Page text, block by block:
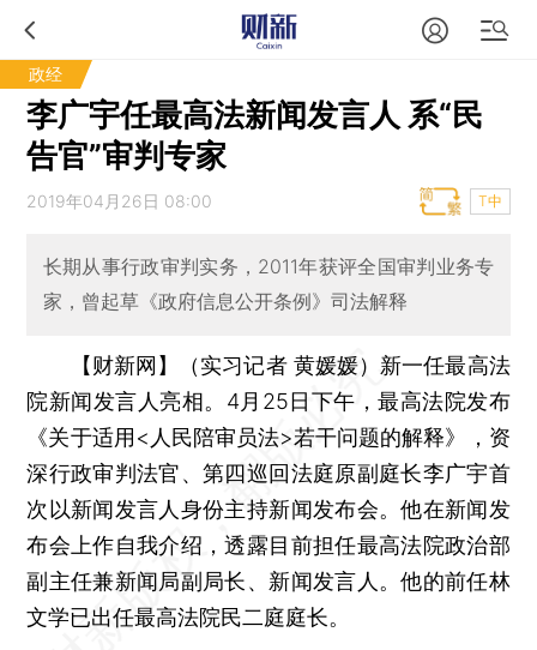
政经
李广宇任最高法新闻发言人 系“民
告官”审判专家
2019年04月26日 08:00 T中
长期从事行政审判实务，2011年获评全国审判业务专
家，曾起草《政府信息公开条例》司法解释
【财新网】（实习记者 黄媛媛） 新一任最高法
院新闻发言人亮相。4月25日下午，最高法院发布
《关于适用<人民陪审员法>若干问题的解释》，资
深行政审判法官、第四巡回法庭原副庭长李广宇首
次以新闻发言人身份主持新闻发布会。他在新闻发
布会上作自我介绍，透露目前担任最高法院政治部
副主任兼新闻局副局长、新闻发言人。他的前任林
文学已出任最高法院民二庭庭长。